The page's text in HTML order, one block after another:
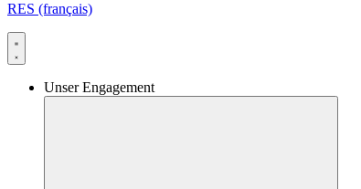
RES (français)
Unser Engagement